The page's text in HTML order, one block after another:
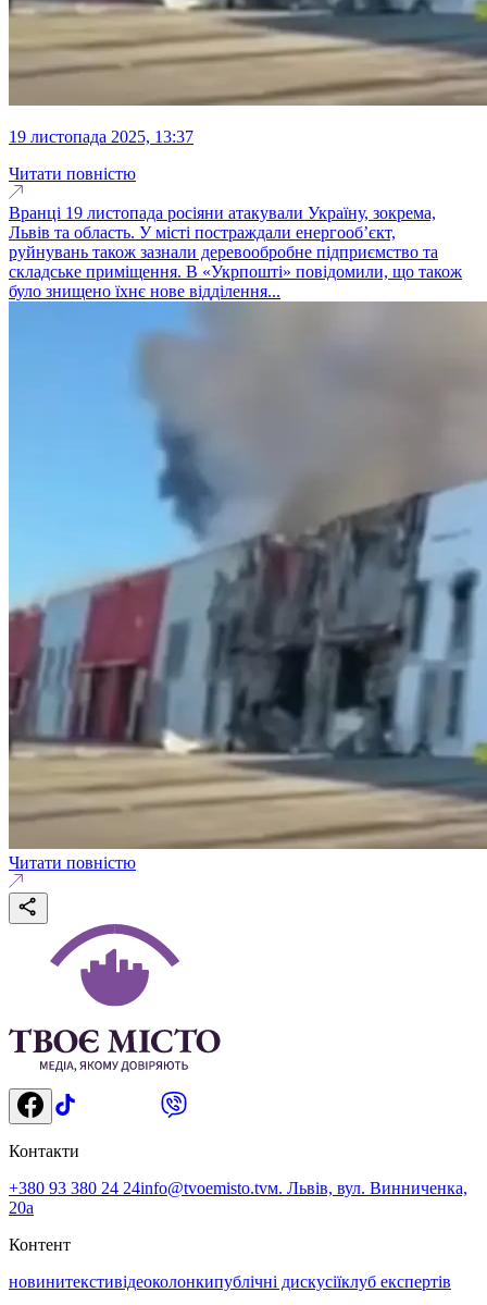
19 листопада 2025, 13:37
Читати повністю
Вранці 19 листопада росіяни атакували Україну, зокрема,
Львів та область. У місті постраждали енергооб’єкт,
руйнувань також зазнали деревообробне підприємство та
складське приміщення. В «Укрпошті» повідомили, що також
було знищено їхнє нове відділення...
Читати повністю
Контакти
+380 93 380 24 24info@tvoemisto.tvм. Львів, вул. Винниченка,
20а
Контент
новинитекстивідеоколонкипублічні дискусіїклуб експертів